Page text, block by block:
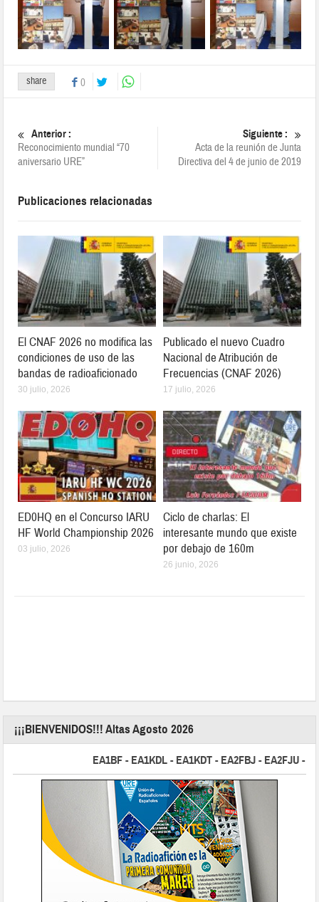
share 0
Anterior :
Reconocimiento mundial “70
aniversario URE”
Siguiente :
Acta de la reunión de Junta
Directiva del 4 de junio de 2019
Publicaciones relacionadas
El CNAF 2026 no modifica las
condiciones de uso de las
bandas de radioaficionado
30 julio, 2026
Publicado el nuevo Cuadro
Nacional de Atribución de
Frecuencias (CNAF 2026)
17 julio, 2026
ED0HQ en el Concurso IARU
HF World Championship 2026
03 julio, 2026
Ciclo de charlas: El
interesante mundo que existe
por debajo de 160m
26 junio, 2026
¡¡¡BIENVENIDOS!!! Altas Agosto 2026
EA1BF - EA1KDL - EA1KDT - EA2FBJ - EA2FJU - EA2FKI